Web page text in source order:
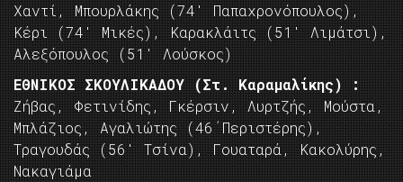
Χαντί, Μπουρλάκης (74′ Παπαχρονόπουλος),
Κέρι (74′ Μικές), Καρακλάιτς (51′ Λιμάτσι),
Αλεξόπουλος (51′ Λούσκος)
ΕΘΝΙΚΟΣ ΣΚΟΥΛΙΚΑΔΟΥ (Στ. Καραμαλίκης) :
Ζήβας, Φετινίδης, Γκέρσιν, Λυρτζής, Μούστα,
Μπλάζιος, Αγαλιώτης (46΄Περιστέρης),
Τραγουδάς (56′ Τσίνα), Γουαταρά, Κακολύρης,
Νακαγιάμα